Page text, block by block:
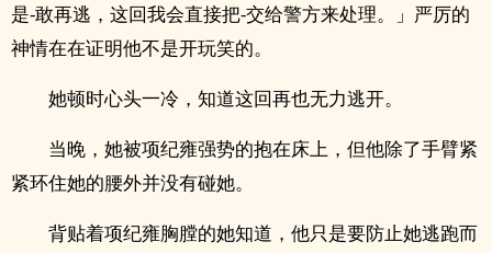
是-敢再逃，这回我会直接把-交给警方来处理。」严厉的
神情在在证明他不是开玩笑的。
她顿时心头一冷，知道这回再也无力逃开。
当晚，她被项纪雍强势的抱在床上，但他除了手臂紧
紧环住她的腰外并没有碰她。
背贴着项纪雍胸膛的她知道，他只是要防止她逃跑而